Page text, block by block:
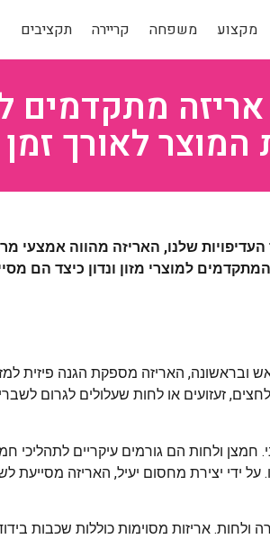
מקצוע משפחה קריירה תקציבים
אריזה מתקדמים
המוצר לאורך זמן
שלנו, האריזה מהווה אמצעי
למוצרי מזון ונדון כיצד הם
ובראשונה, האריזה מספקת הגנה פיזית
זעזועים או לחות שעלולים לגרום
ולחות הם גורמים עיקריים לתהליכי
ידי יצירת מחסום יעיל, האריזה מסייעת
אריזות מסוימות כוללות שכבות